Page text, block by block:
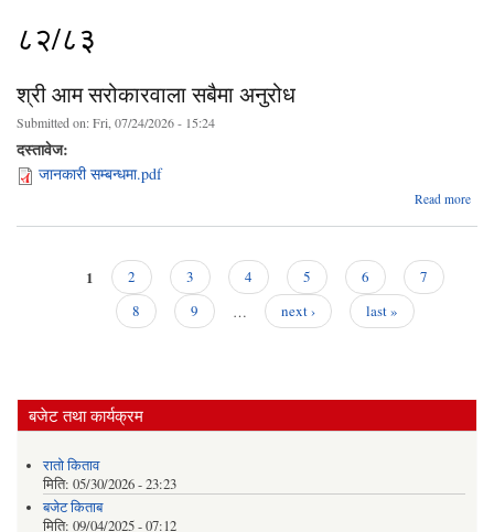
८२/८३
श्री आम सरोकारवाला सबैमा अनुरोध
Submitted on:Fri, 07/24/2026 - 15:24
दस्तावेज:
जानकारी सम्बन्धमा.pdf
Read more
1 2 3 4 5 6
7
8
9 … next › last »
बजेट तथा कार्यक्रम
रातो किताव
मिति: 05/30/2026 - 23:23
बजेट किताब
मिति: 09/04/2025 - 07:12